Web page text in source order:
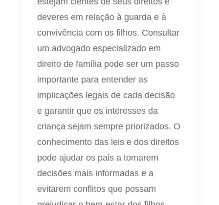
deveres em relação à guarda e à
convivência com os filhos. Consultar
um advogado especializado em
direito de família pode ser um passo
importante para entender as
implicações legais de cada decisão
e garantir que os interesses da
criança sejam sempre priorizados. O
conhecimento das leis e dos direitos
pode ajudar os pais a tomarem
decisões mais informadas e a
evitarem conflitos que possam